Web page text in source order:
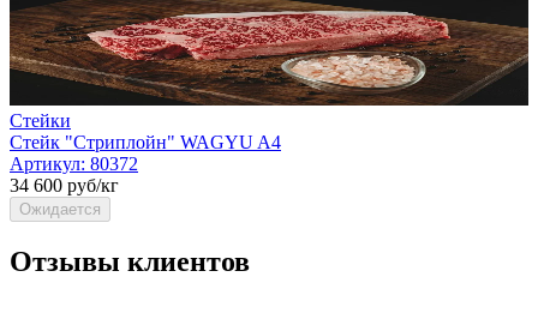
Стейки
Стейк "Стриплойн" WAGYU A4
Артикул: 80372
34 600 руб/кг
Ожидается
Отзывы клиентов